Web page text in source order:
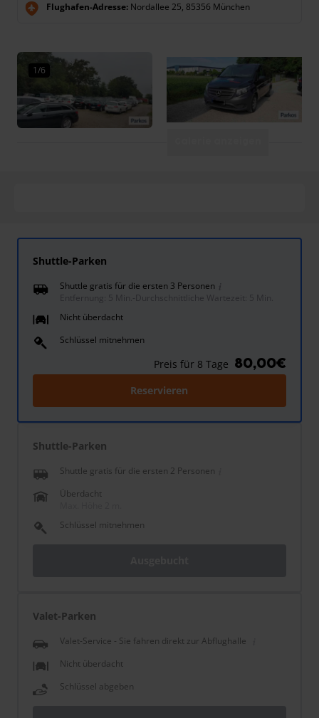
Flughafen-Adresse: Nordallee 25, 85356 München
1/6
Shuttle-Parken
Shuttle gratis für die ersten 3 Personen
Entfernung: 5 Min.
Durchschnittliche Wartezeit: 5 Min.
Nicht überdacht
Schlüssel mitnehmen
Preis für 8 Tage 80,00€
Reservieren
Shuttle-Parken
Shuttle gratis für die ersten 2 Personen
Überdacht
Schlüssel mitnehmen
Valet-Parken
Valet-Service - Sie fahren direkt zur Abflughalle
Nicht überdacht
Schlüssel abgeben